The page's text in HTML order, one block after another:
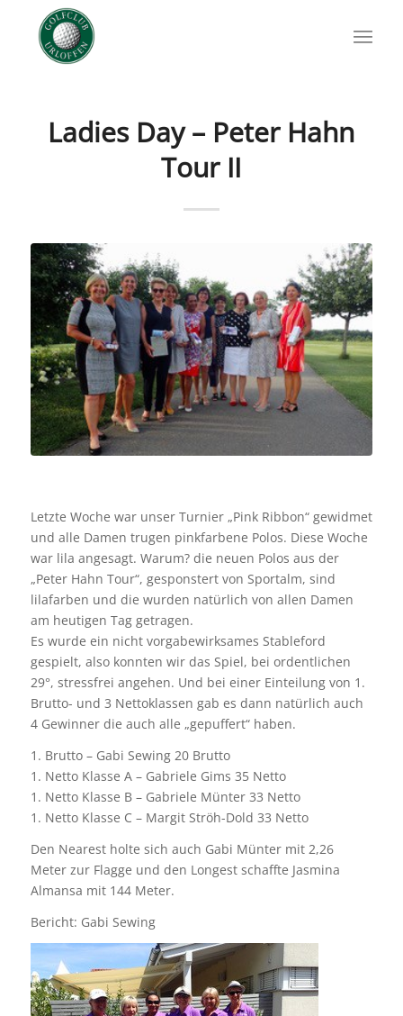
Ladies Day – Peter Hahn
Tour II
Letzte Woche war unser Turnier „Pink Ribbon“ gewidmet
und alle Damen trugen pinkfarbene Polos. Diese Woche
war lila angesagt. Warum? die neuen Polos aus der
„Peter Hahn Tour“, gesponstert von Sportalm, sind
lilafarben und die wurden natürlich von allen Damen
am heutigen Tag getragen.
Es wurde ein nicht vorgabewirksames Stableford
gespielt, also konnten wir das Spiel, bei ordentlichen
29°, stressfrei angehen. Und bei einer Einteilung von 1.
Brutto- und 3 Nettoklassen gab es dann natürlich auch
4 Gewinner die auch alle „gepuffert“ haben.
1. Brutto – Gabi Sewing 20 Brutto
1. Netto Klasse A – Gabriele Gims 35 Netto
1. Netto Klasse B – Gabriele Münter 33 Netto
1. Netto Klasse C – Margit Ströh-Dold 33 Netto
Den Nearest holte sich auch Gabi Münter mit 2,26
Meter zur Flagge und den Longest schaffte Jasmina
Almansa mit 144 Meter.
Bericht: Gabi Sewing